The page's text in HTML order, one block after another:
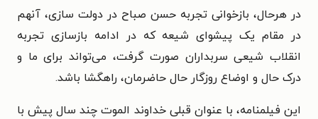
در هرحال، بازخوانی تجربه حسن صباح در دولت سازی، آنهم
در مقام یک پیشوای شیعه که در ادامه بازسازی تجربه
انقلاب شیعی سربداران صورت گرفت، می‌تواند برای ما و
درک حال و اوضاع روزگار حال حاضرمان، راهگشا باشد.
این فیلمنامه، با عنوان قبلی خداوند الموت چند سال پیش با